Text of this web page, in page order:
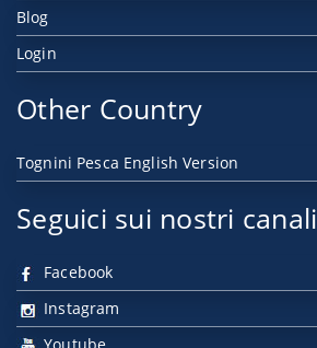
Blog
Login
Other Country
Tognini Pesca English Version
Seguici sui nostri canali
Facebook
Instagram